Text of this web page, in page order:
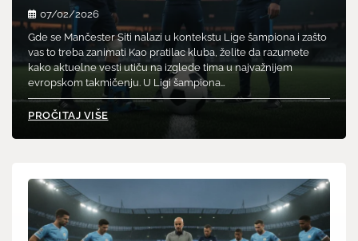
07/02/2026
Gde se Mančester Siti nalazi u kontekstu Lige šampiona i zašto
vas to treba zanimati Kao pratilac kluba, želite da razumete
kako aktuelne vesti utiču na izglede tima u najvažnijem
evropskom takmičenju. U Ligi šampiona…
PROČITAJ VIŠE